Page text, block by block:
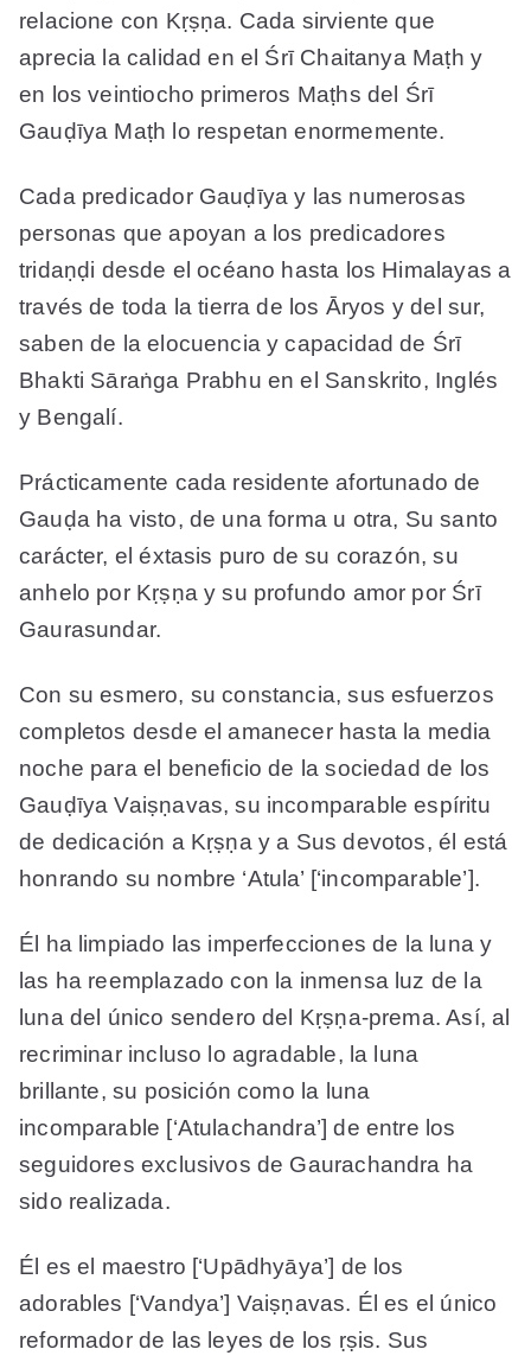
relacione con Kṛṣṇa. Cada sirviente que
aprecia la calidad en el Śrī Chaitanya Maṭh y
en los veintiocho primeros Maṭhs del Śrī
Gauḍīya Maṭh lo respetan enormemente.
Cada predicador Gauḍīya y las numerosas
personas que apoyan a los predicadores
tridaṇḍi desde el océano hasta los Himalayas a
través de toda la tierra de los Āryos y del sur,
saben de la elocuencia y capacidad de Śrī
Bhakti Sāraṅga Prabhu en el Sanskrito, Inglés
y Bengalí.
Prácticamente cada residente afortunado de
Gauḍa ha visto, de una forma u otra, Su santo
carácter, el éxtasis puro de su corazón, su
anhelo por Kṛṣṇa y su profundo amor por Śrī
Gaurasundar.
Con su esmero, su constancia, sus esfuerzos
completos desde el amanecer hasta la media
noche para el beneficio de la sociedad de los
Gauḍīya Vaiṣṇavas, su incomparable espíritu
de dedicación a Kṛṣṇa y a Sus devotos, él está
honrando su nombre ‘Atula’ [‘incomparable’].
Él ha limpiado las imperfecciones de la luna y
las ha reemplazado con la inmensa luz de la
luna del único sendero del Kṛṣṇa-prema. Así, al
recriminar incluso lo agradable, la luna
brillante, su posición como la luna
incomparable [‘Atulachandra’] de entre los
seguidores exclusivos de Gaurachandra ha
sido realizada.
Él es el maestro [‘Upādhyāya’] de los
adorables [‘Vandya’] Vaiṣṇavas. Él es el único
reformador de las leyes de los ṛṣis. Sus